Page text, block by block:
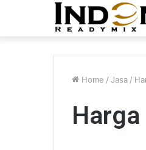
Home / Jasa /